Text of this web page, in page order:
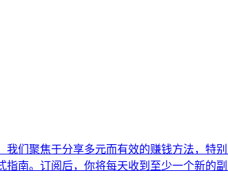
们聚焦于分享多元而有效的赚钱方法，特
南。订阅后，你将每天收到至少一个新的